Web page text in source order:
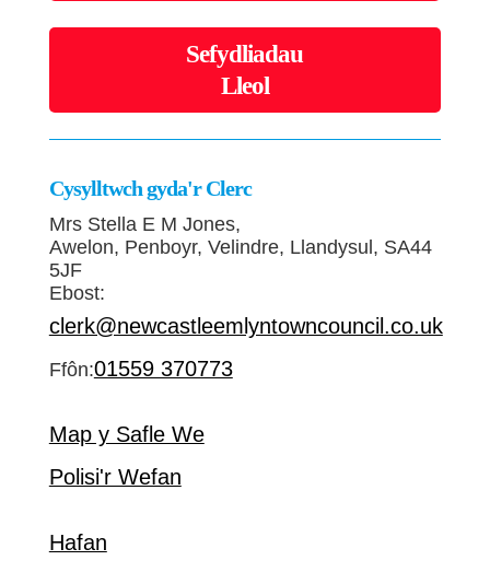
Sefydliadau
Lleol
Cysylltwch gyda'r Clerc
Mrs Stella E M Jones,
Awelon, Penboyr, Velindre, Llandysul, SA44
5JF
Ebost:
clerk@newcastleemlyntowncouncil.co.uk
Ffôn:01559 370773
Map y Safle We
Polisi'r Wefan
Hafan